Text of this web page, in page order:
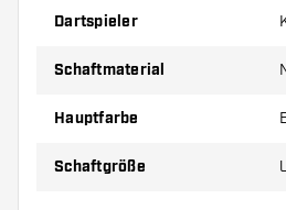
Preise gelten jeweils für ein Set
Dartspieler
Schaftmaterial
Hauptfarbe
Schaftgröße